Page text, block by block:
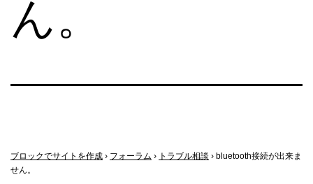
ん。
ブロックでサイトを作成 › フォーラム › トラブル相談 › bluetooth接続が出来ま
せん。